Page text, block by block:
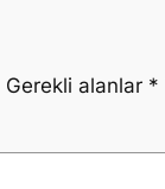
Gerekli alanlar *